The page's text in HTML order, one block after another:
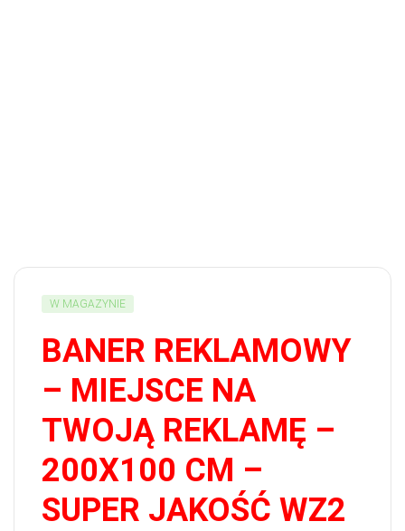
W MAGAZYNIE
BANER REKLAMOWY
– MIEJSCE NA
TWOJĄ REKLAMĘ –
200X100 CM –
SUPER JAKOŚĆ WZ2